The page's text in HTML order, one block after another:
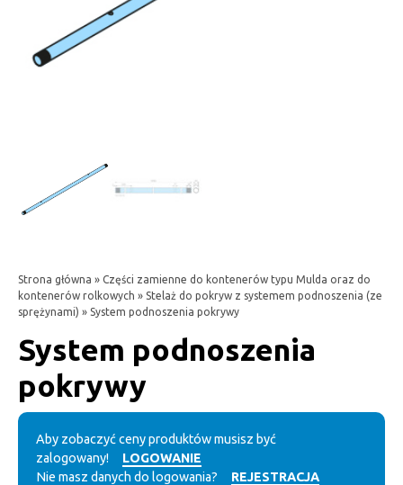
Strona główna » Części zamienne do kontenerów typu Mulda oraz do
kontenerów rolkowych » Stelaż do pokryw z systemem podnoszenia (ze
sprężynami) » System podnoszenia pokrywy
System podnoszenia
pokrywy
Aby zobaczyć ceny produktów musisz być
zalogowany!
LOGOWANIE
Nie masz danych do logowania?
REJESTRACJA